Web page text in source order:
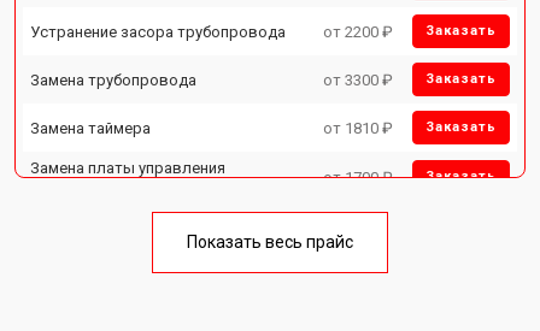
Устранение засора трубопровода от 2200 ₽ Заказать
Замена трубопровода от 3300 ₽ Заказать
Замена таймера от 1810 ₽ Заказать
Замена платы управления
от 1700 ₽ Заказать
Ремонт/замена датчика
Замена термостата от 1700 ₽
Показать весь прайс